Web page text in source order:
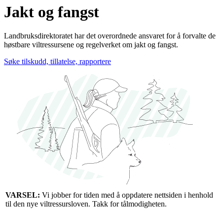
Jakt og fangst
Landbruksdirektoratet har det overordnede ansvaret for å forvalte de
høstbare viltressursene og regelverket om jakt og fangst.
Søke tilskudd, tillatelse, rapportere
VARSEL: Vi jobber for tiden med å oppdatere nettsiden i henhold
til den nye viltressursloven. Takk for tålmodigheten.